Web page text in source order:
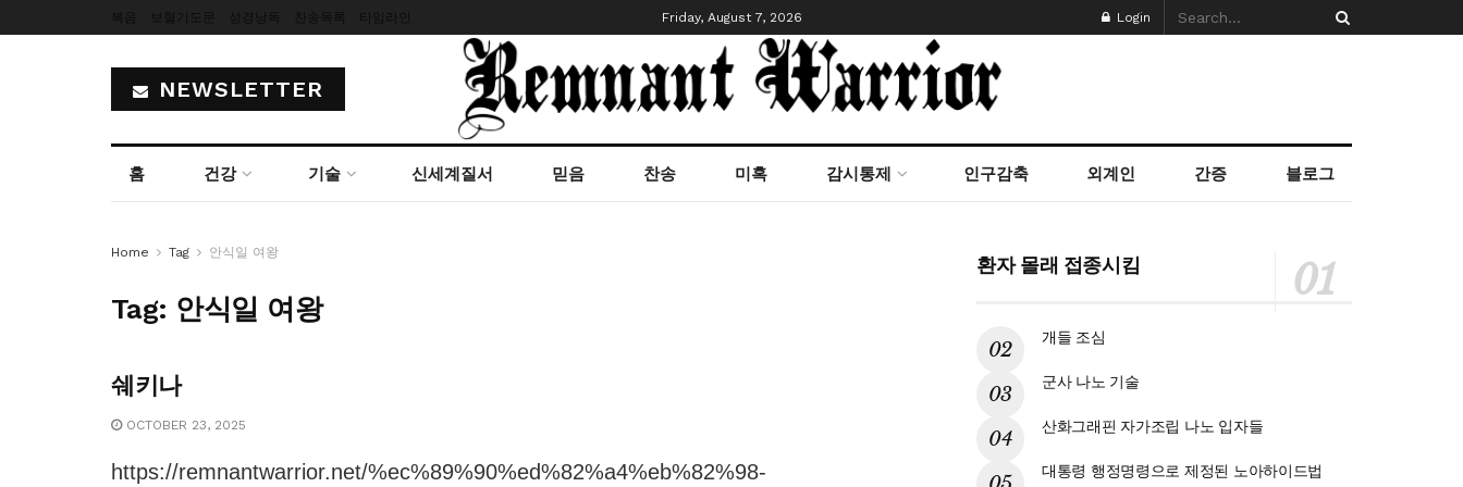
Friday, August 7, 2026 Login
NEWSLETTER
홈 건강 기술 신세계질서 믿음 찬송 미혹 감시통제 인구감축 외계인 간증 블로그
Home Tag 안식일 여왕
Tag: 안식일 여왕
쉐키나
OCTOBER 23, 2025
https://remnantwarrior.net/%ec%89%90%ed%82%a4%eb%82%98-
환자 몰래 접종시킴
개들 조심
군사 나노 기술
산화그래핀 자가조립 나노 입자들
대통령 행정명령으로 제정된 노아하이드법